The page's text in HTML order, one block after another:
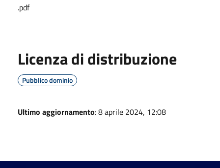
.pdf
Licenza di distribuzione
Pubblico dominio
Ultimo aggiornamento: 8 aprile 2024, 12:08